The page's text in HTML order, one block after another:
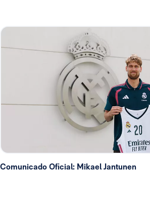
Comunicado Oficial: Mikael Jantunen